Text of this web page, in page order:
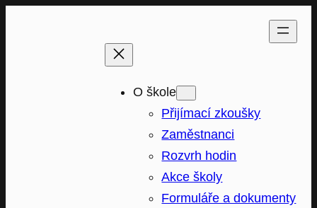
O škole
Přijímací zkoušky
Zaměstnanci
Rozvrh hodin
Akce školy
Formuláře a dokumenty